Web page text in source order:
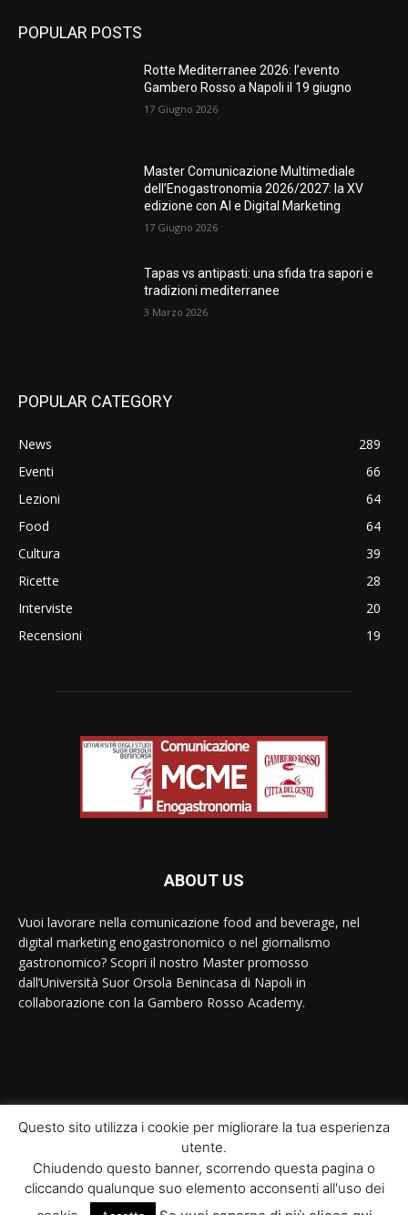
POPULAR POSTS
Rotte Mediterranee 2026: l’evento
Gambero Rosso a Napoli il 19 giugno
17 Giugno 2026
Master Comunicazione Multimediale
dell’Enogastronomia 2026/2027: la XV
edizione con AI e Digital Marketing
17 Giugno 2026
Tapas vs antipasti: una sfida tra sapori e
tradizioni mediterranee
3 Marzo 2026
POPULAR CATEGORY
News
289
Eventi
66
Lezioni
64
Food
64
Cultura
39
Ricette
28
Interviste
20
Recensioni
19
ABOUT US
Vuoi lavorare nella comunicazione food and beverage, nel
digital marketing enogastronomico o nel giornalismo
gastronomico? Scopri il nostro Master promosso
dall’Università Suor Orsola Benincasa di Napoli in
collaborazione con la Gambero Rosso Academy.
© Newspaper WordPress Theme by TagDiv
Il Master Moduli didattici
Questo sito utilizza i cookie per migliorare la tua esperienza
utente.
Chiudendo questo banner, scorrendo questa pagina o
cliccando qualunque suo elemento acconsenti all'uso dei